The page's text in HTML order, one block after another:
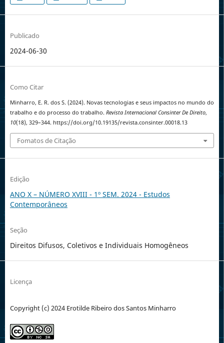
Publicado
2024-06-30
Como Citar
Minharro, E. R. dos S. (2024). Novas tecnologias e seus impactos no mundo do
trabalho e do processo do trabalho. Revista Internacional Consinter De Direito,
10(18), 329–344. https://doi.org/10.19135/revista.consinter.00018.13
Fomatos de Citação
Edição
ANO X – NÚMERO XVIII - 1º SEM. 2024 - Estudos
Contemporâneos
Seção
Direitos Difusos, Coletivos e Individuais Homogêneos
Licença
Copyright (c) 2024 Erotilde Ribeiro dos Santos Minharro